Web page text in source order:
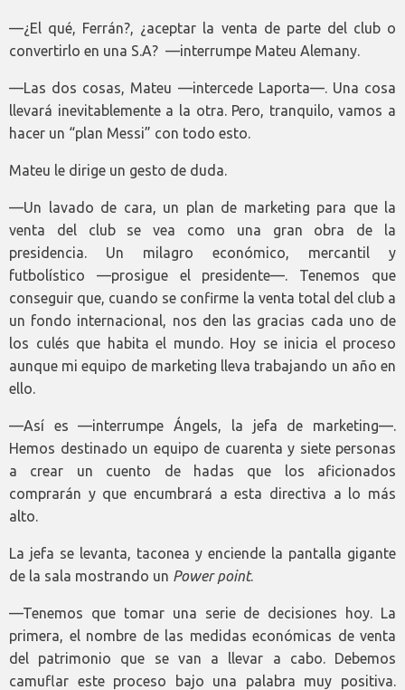
—¿El qué, Ferrán?, ¿aceptar la venta de parte del club o
convertirlo en una S.A? ­ —interrumpe Mateu Alemany.
—Las dos cosas, Mateu —intercede Laporta—. Una cosa
llevará inevitablemente a la otra. Pero, tranquilo, vamos a
hacer un “plan Messi” con todo esto.
Mateu le dirige un gesto de duda.
—Un lavado de cara, un plan de marketing para que la
venta del club se vea como una gran obra de la
presidencia. Un milagro económico, mercantil y
futbolístico —prosigue el presidente—. Tenemos que
conseguir que, cuando se confirme la venta total del club a
un fondo internacional, nos den las gracias cada uno de
los culés que habita el mundo. Hoy se inicia el proceso
aunque mi equipo de marketing lleva trabajando un año en
ello.
—Así es —interrumpe Ángels, la jefa de marketing—.
Hemos destinado un equipo de cuarenta y siete personas
a crear un cuento de hadas que los aficionados
comprarán y que encumbrará a esta directiva a lo más
alto.
La jefa se levanta, taconea y enciende la pantalla gigante
de la sala mostrando un Power point.
—Tenemos que tomar una serie de decisiones hoy. La
primera, el nombre de las medidas económicas de venta
del patrimonio que se van a llevar a cabo. Debemos
camuflar este proceso bajo una palabra muy positiva.